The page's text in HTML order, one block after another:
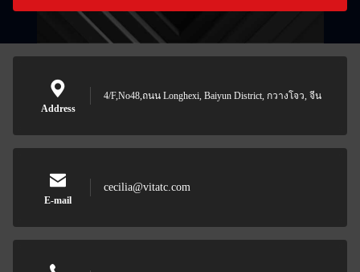
Address
4/F,No48,ถนน Longhexi, Baiyun District, กวางโจว, จีน
E-mail
cecilia@vitatc.com